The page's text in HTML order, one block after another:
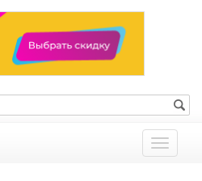
Показать
меню